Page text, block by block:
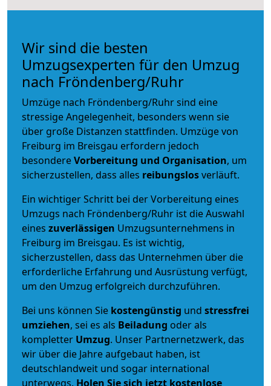
Wir sind die besten
Umzugsexperten für den Umzug
nach Fröndenberg/Ruhr
Umzüge nach Fröndenberg/Ruhr sind eine
stressige Angelegenheit, besonders wenn sie
über große Distanzen stattfinden. Umzüge von
Freiburg im Breisgau erfordern jedoch
besondereVorbereitung und Organisation, um
sicherzustellen, dass alles reibungslosverläuft.
Ein wichtiger Schritt bei der Vorbereitung eines
Umzugs nach Fröndenberg/Ruhr ist die Auswahl
eines zuverlässigen Umzugsunternehmens in
Freiburg im Breisgau. Es ist wichtig,
sicherzustellen, dass das Unternehmen über die
erforderliche Erfahrung und Ausrüstung verfügt,
um den Umzug erfolgreich durchzuführen.
Bei uns können Sie kostengünstig und stressfrei
umziehen, sei es als Beiladung oder als
kompletter Umzug. Unser Partnernetzwerk, das
wir über die Jahre aufgebaut haben, ist
deutschlandweit und sogar international
unterwegs. Holen Sie sich jetzt kostenlose